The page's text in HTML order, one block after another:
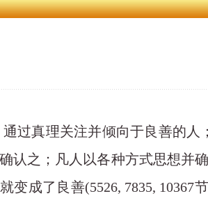
过真理关注并倾向于良善的
认之；凡人以各种方式思想并
变成了良善(5526, 7835,